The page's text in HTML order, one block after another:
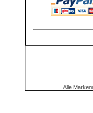
Alle